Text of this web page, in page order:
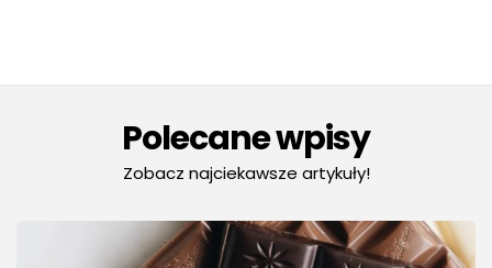
Polecane wpisy
Zobacz najciekawsze artykuły!